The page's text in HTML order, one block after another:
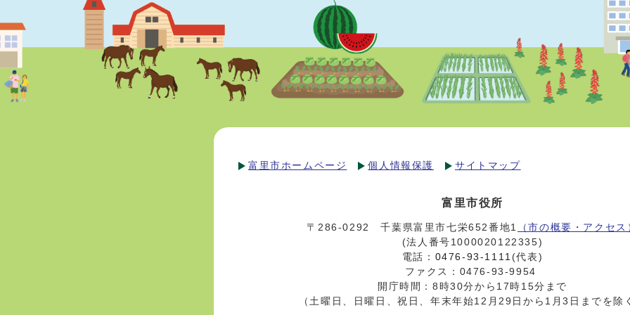
富里市ホームページ 個人情報保護 サイトマップ
富里市役所
〒286-0292 千葉県富里市七栄652番地1
（市の概要・アクセス
(法人番号1000020122335)
電話： 0476-93-1111 (代表)
ファクス：0476-93-9954
開庁時間：8時30分から17時15分まで
（土曜日、日曜日、祝日、年末年始12月29日から1月3日までを除